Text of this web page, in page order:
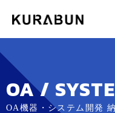
OA /
OA機器・システム開発